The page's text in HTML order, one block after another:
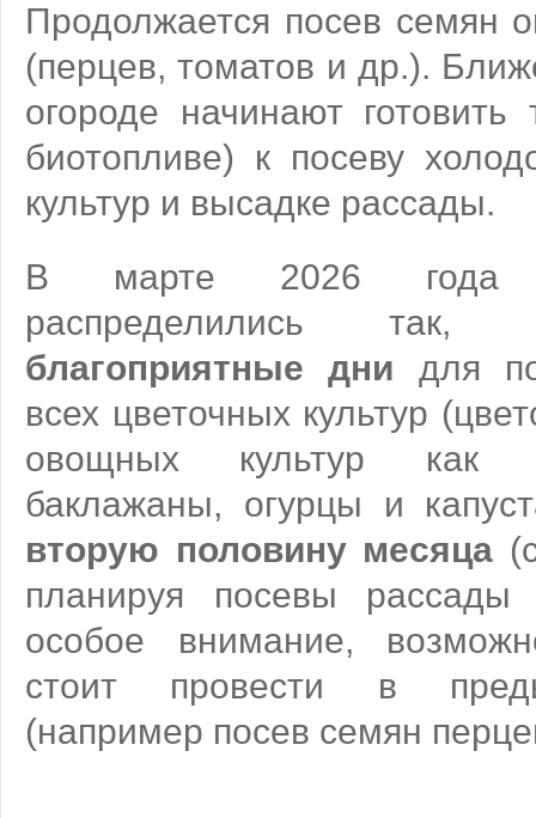
Продолжается посев семян
(перцев, томатов и др.).
огороде начинают
биотопливе) к посеву
культур и высадке рассады.
В марте 2026 года
распределились
благоприятные дни для
всех цветочных культур
овощных культур как
баклажаны, огурцы и
вторую половину месяца
планируя посевы
особое внимание,
стоит провести в
(например посев семян